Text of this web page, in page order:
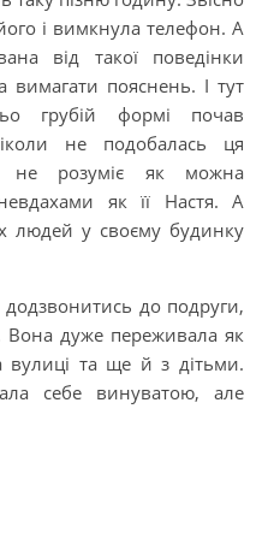
і вимкнула телефон. А
від такої поведінки
вимагати пояснень. І тут
грубій формі почав
не подобалась ця
не розуміє як можна
як її Настя. А
людей у своєму будинку
до подруги,
Вона дуже переживала як
та ще й з дітьми.
себе винуватою, але